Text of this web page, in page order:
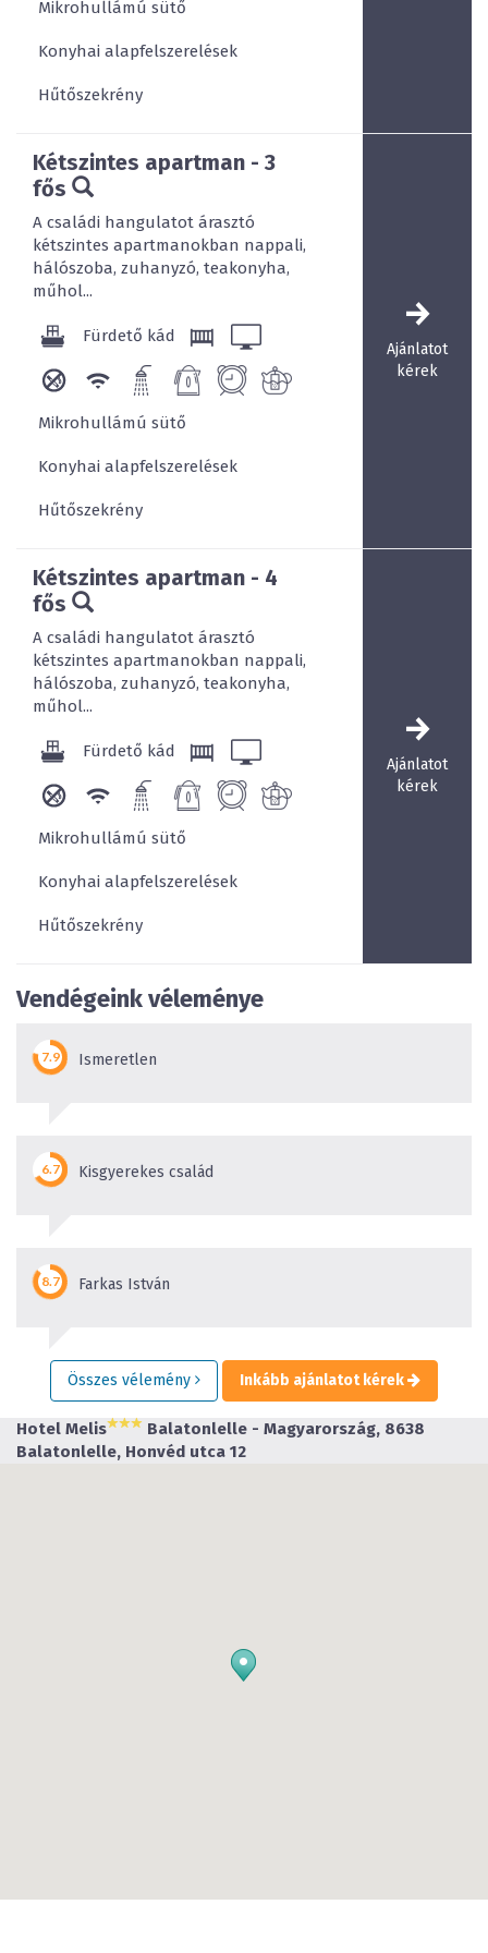
Mikrohullámú sütő
Konyhai alapfelszerelések
Hűtőszekrény
Kétszintes apartman - 3
fős
A családi hangulatot árasztó
kétszintes apartmanokban nappali,
hálószoba, zuhanyzó, teakonyha,
műhol...
Fürdető kád
Mikrohullámú sütő
Konyhai alapfelszerelések
Hűtőszekrény
Ajánlatot
kérek
Kétszintes apartman - 4
fős
A családi hangulatot árasztó
kétszintes apartmanokban nappali,
hálószoba, zuhanyzó, teakonyha,
műhol...
Fürdető kád
Mikrohullámú sütő
Konyhai alapfelszerelések
Hűtőszekrény
Ajánlatot
kérek
Vendégeink véleménye
Ismeretlen
Kisgyerekes család
Farkas István
Összes vélemény Inkább ajánlatot kérek
Hotel Melis
Balatonlelle - Magyarország, 8638
Balatonlelle, Honvéd utca 12